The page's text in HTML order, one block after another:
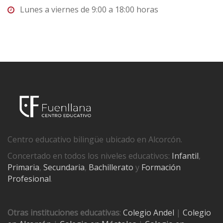
Lunes a viernes de 9:00 a 18:00 horas
Centro educativo bilingüe ubicado en Alcorcón.
Concertado en todos los niveles educativos: Infantil,
Primaria, Secundaria, Bachillerato y Formación
Profesional.
Otras instituciones educativas: Colegio Andel | Colegio